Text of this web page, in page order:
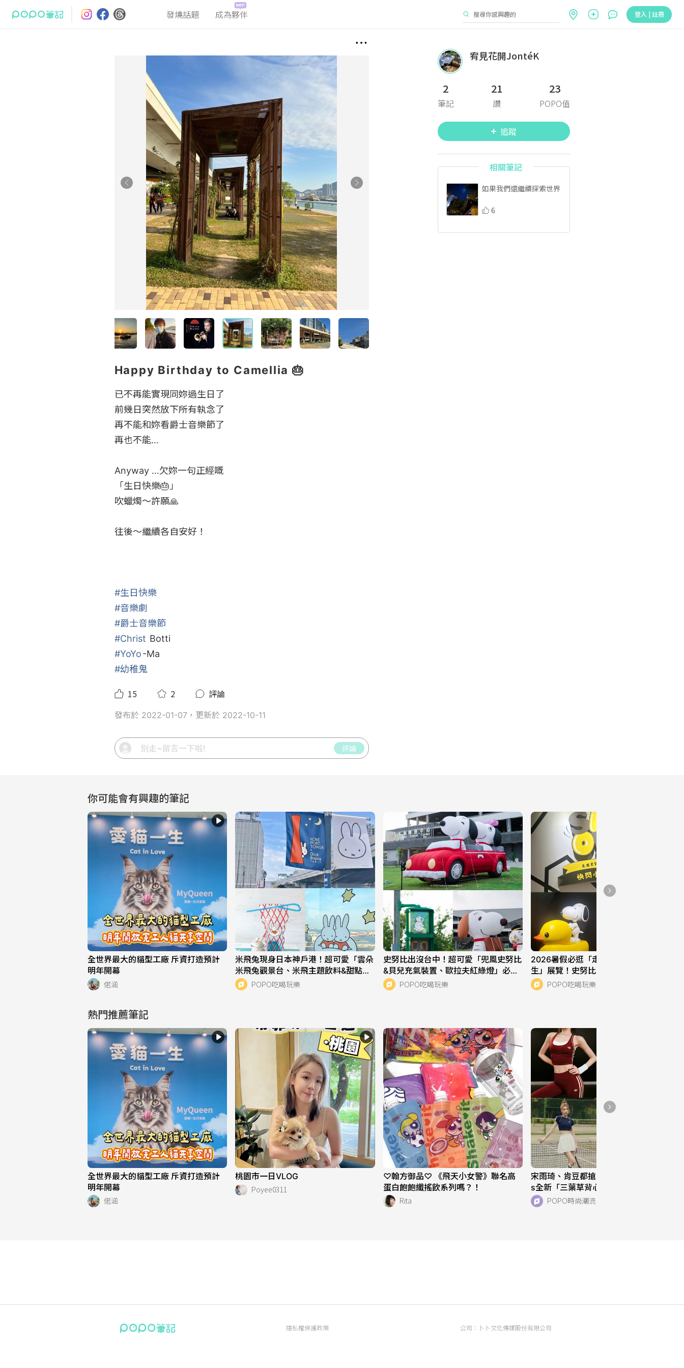
發燒話題 成為夥伴 登入 | 註冊
Happy Birthday to Camellia 🎂
已不再能實現同妳過生日了
前幾日突然放下所有執念了
再不能和妳看爵士音樂節了
再也不能…
Anyway …欠妳一句正經嘅
「生日快樂🎂」
吹蠟燭～許願🙏
往後～繼續各自安好！
#生日快樂
#音樂劇
#爵士音樂節
#Christ
#YoYo
#幼稚鬼
15 2 評論
發布於 2022-01-07，更新於 2022-10-11
評論
宥見花開JontéK
2
筆記
21
讚
23
POPO值
追蹤
相關筆記
如果我們還繼續探索世界
6
你可能會有興趣的筆記
全世界最大的貓型工廠 斥資打造預計
明年開幕
偌涵
米飛兔現身日本神戶港！超可愛「雲朵
米飛兔觀景台、米飛主題飲料&甜點」
必拍亮點一次看！
POPO吃喝玩樂
史努比出沒台中！超可愛「兜風史努比
&貝兒充氣裝置、歐拉夫紅綠燈」必拍
地點一次看！
POPO吃喝玩樂
2026暑假必逛「走進史努比的藝術人
生」展覽！史努比藝術畫作可愛翻、還
有「飛耳史努比」限定周邊要買！
POPO吃喝玩樂
熱門推薦筆記
全世界最大的貓型工廠 斥資打造預計
明年開幕
偌涵
桃園市一日VLOG
Poyee0311
♡翰方御品♡ 《飛天小女警》聯名高
蛋白飽飽纖搖飲系列嗎？！
Rita
宋雨琦、肯豆都搶穿！adidas Original
s全新「三葉草背心、運動褲」美到想
天天穿！直接當日常穿也超適合！
POPO時尚潮流
隱私權保護政策
公司：卜卜文化傳媒股份有限公司